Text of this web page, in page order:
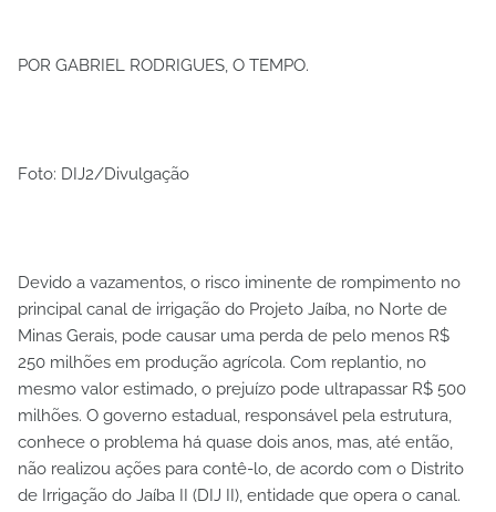
POR GABRIEL RODRIGUES, O TEMPO.
Foto: DIJ2/Divulgação
Devido a vazamentos, o risco iminente de rompimento no
principal canal de irrigação do Projeto Jaíba, no Norte de
Minas Gerais, pode causar uma perda de pelo menos R$
250 milhões em produção agrícola. Com replantio, no
mesmo valor estimado, o prejuízo pode ultrapassar R$ 500
milhões. O governo estadual, responsável pela estrutura,
conhece o problema há quase dois anos, mas, até então,
não realizou ações para contê-lo, de acordo com o Distrito
de Irrigação do Jaíba II (DIJ II), entidade que opera o canal.